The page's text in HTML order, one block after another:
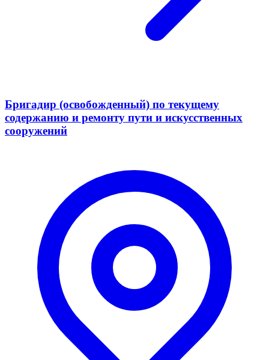
Бригадир (освобожденный) по текущему
содержанию и ремонту пути и искусственных
сооружений